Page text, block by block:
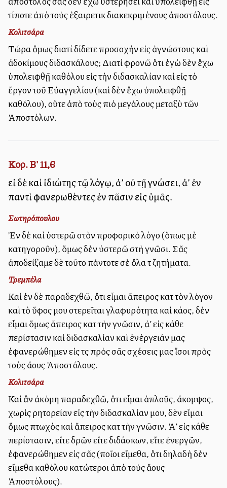
τίποτε ἀπὸ τοὺς ἐξαιρετικὰ διακεκριμένους ἀποστόλους.
Κολιτσάρα
Τώρα ὅμως διατί δίδετε προσοχὴν εἰς ἀγνώστους καὶ
ἀδοκίμους διδασκάλους; Διατί φρονῶ ὅτι ἐγὼ δὲν ἔχω
ὑπολειφθῇ καθόλου εἰς τὴν διδασκαλίαν καὶ εἰς τὸ
ἔργον τοῦ Εὐαγγελίου (καὶ δὲν ἔχω ὑπολειφθῇ
καθόλου), οὔτε ἀπὸ τοὺς πιὸ μεγάλους μεταξὺ τῶν
Ἀποστόλων.
Κορ. Β' 11,6
εἰ δὲ καὶ ἰδιώτης τῷ λόγῳ, ἀλλ’ οὐ τῇ γνώσει, ἀλλ’ ἐν
παντὶ φανερωθέντες ἐν πᾶσιν εἰς ὑμᾶς.
Σωτηρόπουλου
Ἐὰν δὲ καὶ ὑστερῶ στὸν προφορικὸ λόγο (ὅπως μὲ
κατηγοροῦν), ὅμως δὲν ὑστερῶ στὴ γνῶσι. Σᾶς
ἀποδείξαμε δὲ τοῦτο πάντοτε σὲ ὅλα τὰ ζητήματα.
Τρεμπέλα
Καὶ ἐὰν δὲ παραδεχθῶ, ὅτι εἶμαι ἄπειρος κατὰ τὸν λόγον
καὶ τὸ ὕφος μου στερεῖται γλαφυρότητα καὶ κάλλος, δὲν
εἶμαι ὅμως ἄπειρος κατὰ τὴν γνῶσιν, ἀλλ’ εἰς κάθε
περίστασιν καὶ διδασκαλίαν καὶ ἐνέργειάν μας
ἐφανερώθημεν εἰς τὰς πρὸς σᾶς σχέσεις μας ἴσοι πρὸς
τοὺς ἄλλους Ἀποστόλους.
Κολιτσάρα
Καὶ ἂν ἀκόμη παραδεχθῶ, ὅτι εἶμαι ἁπλοῦς, ἄκομψος,
χωρὶς ρητορείαν εἰς τὴν διδασκαλίαν μου, δὲν εἶμαι
ὅμως πτωχὸς καὶ ἄπειρος κατὰ τὴν γνῶσιν. Ἀλλ’ εἰς κάθε
περίστασιν, εἴτε δρῶν εἴτε διδάσκων, εἴτε ἐνεργῶν,
ἐφανερώθημεν εἰς σᾶς (ποῖοι εἴμεθα, ὅτι δηλαδὴ δὲν
εἴμεθα καθόλου κατώτεροι ἀπὸ τοὺς ἄλλους
Ἀποστόλους).